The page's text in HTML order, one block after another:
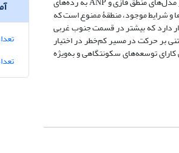
مطالعاتی با توجه به استانداردها و شرایط موجود، منطقۀ ممنوع است که
5/26 درصد در پهنۀ مناطق بسیار مناسب قرار دارد که بیشتر در قسمت جنوب غربی
بر حرکت در مسیر کم‌خطر در اختیار
توسعه‌های سکونتگاهی و به‌ویژه